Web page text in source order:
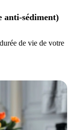
sédiment)
de vie de votre